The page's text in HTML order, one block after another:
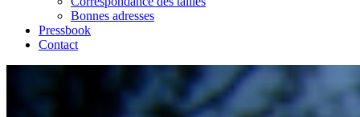
Bonnes adresses
Pressbook
Contact